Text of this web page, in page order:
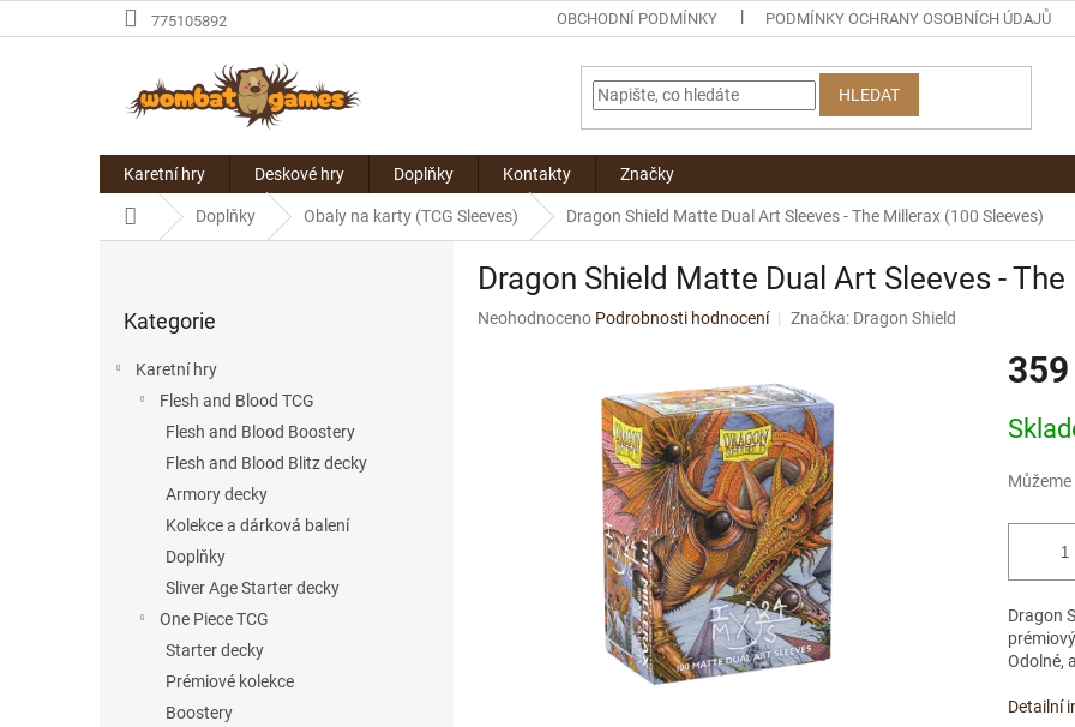
na
775105892 OBCHODNÍ PODMÍNKY PODMÍNKY OCHRANY OSOBNÍCH ÚDAJŮ
HLEDAT
Karetní hry Deskové hry Doplňky Kontakty Značky
Domů Doplňky Obaly na karty (TCG Sleeves) Dragon Shield Matte Dual Art Sleeves - The Millerax (100 Sleeves)
kategorie
Kategorie
Karetní hry
Flesh and Blood TCG
Flesh and Blood Boostery
Flesh and Blood Blitz decky
Armory decky
Kolekce a dárková balení
Doplňky
Sliver Age Starter decky
One Piece TCG
Starter decky
Prémiové kolekce
Boostery
Dragon Shield Matte Dual Art Sleeves -
Průměrné
Neohodnoceno Podrobnosti hodnocení Značka: Dragon Shield
cena:
Dragon
Odolné,
Detailní